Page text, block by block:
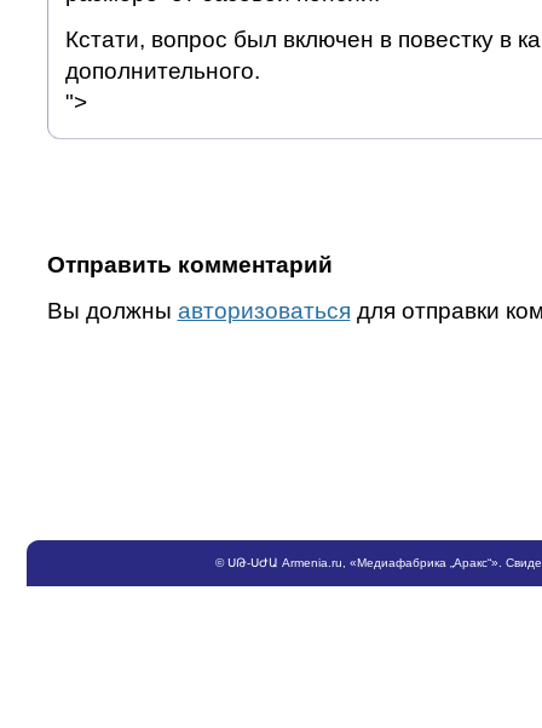
Кстати, вопрос был включен в повестку в
дополнительного.
">
Отправить комментарий
Вы должны авторизоваться для отправки
©ՍԹ-ՍԺԱ Armenia.ru , «Медиафабрика „Аракс“».